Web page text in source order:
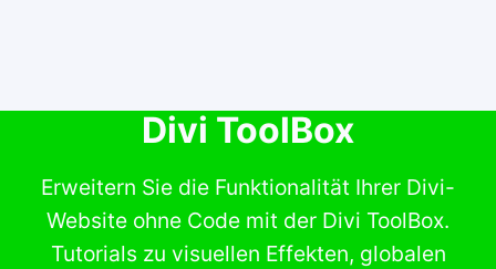
Divi ToolBox
Erweitern Sie die Funktionalität Ihrer Divi-
Website ohne Code mit der Divi ToolBox.
Tutorials zu visuellen Effekten, globalen